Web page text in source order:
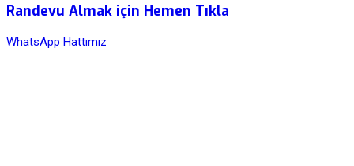
Randevu Almak için Hemen Tıkla
WhatsApp Hattımız